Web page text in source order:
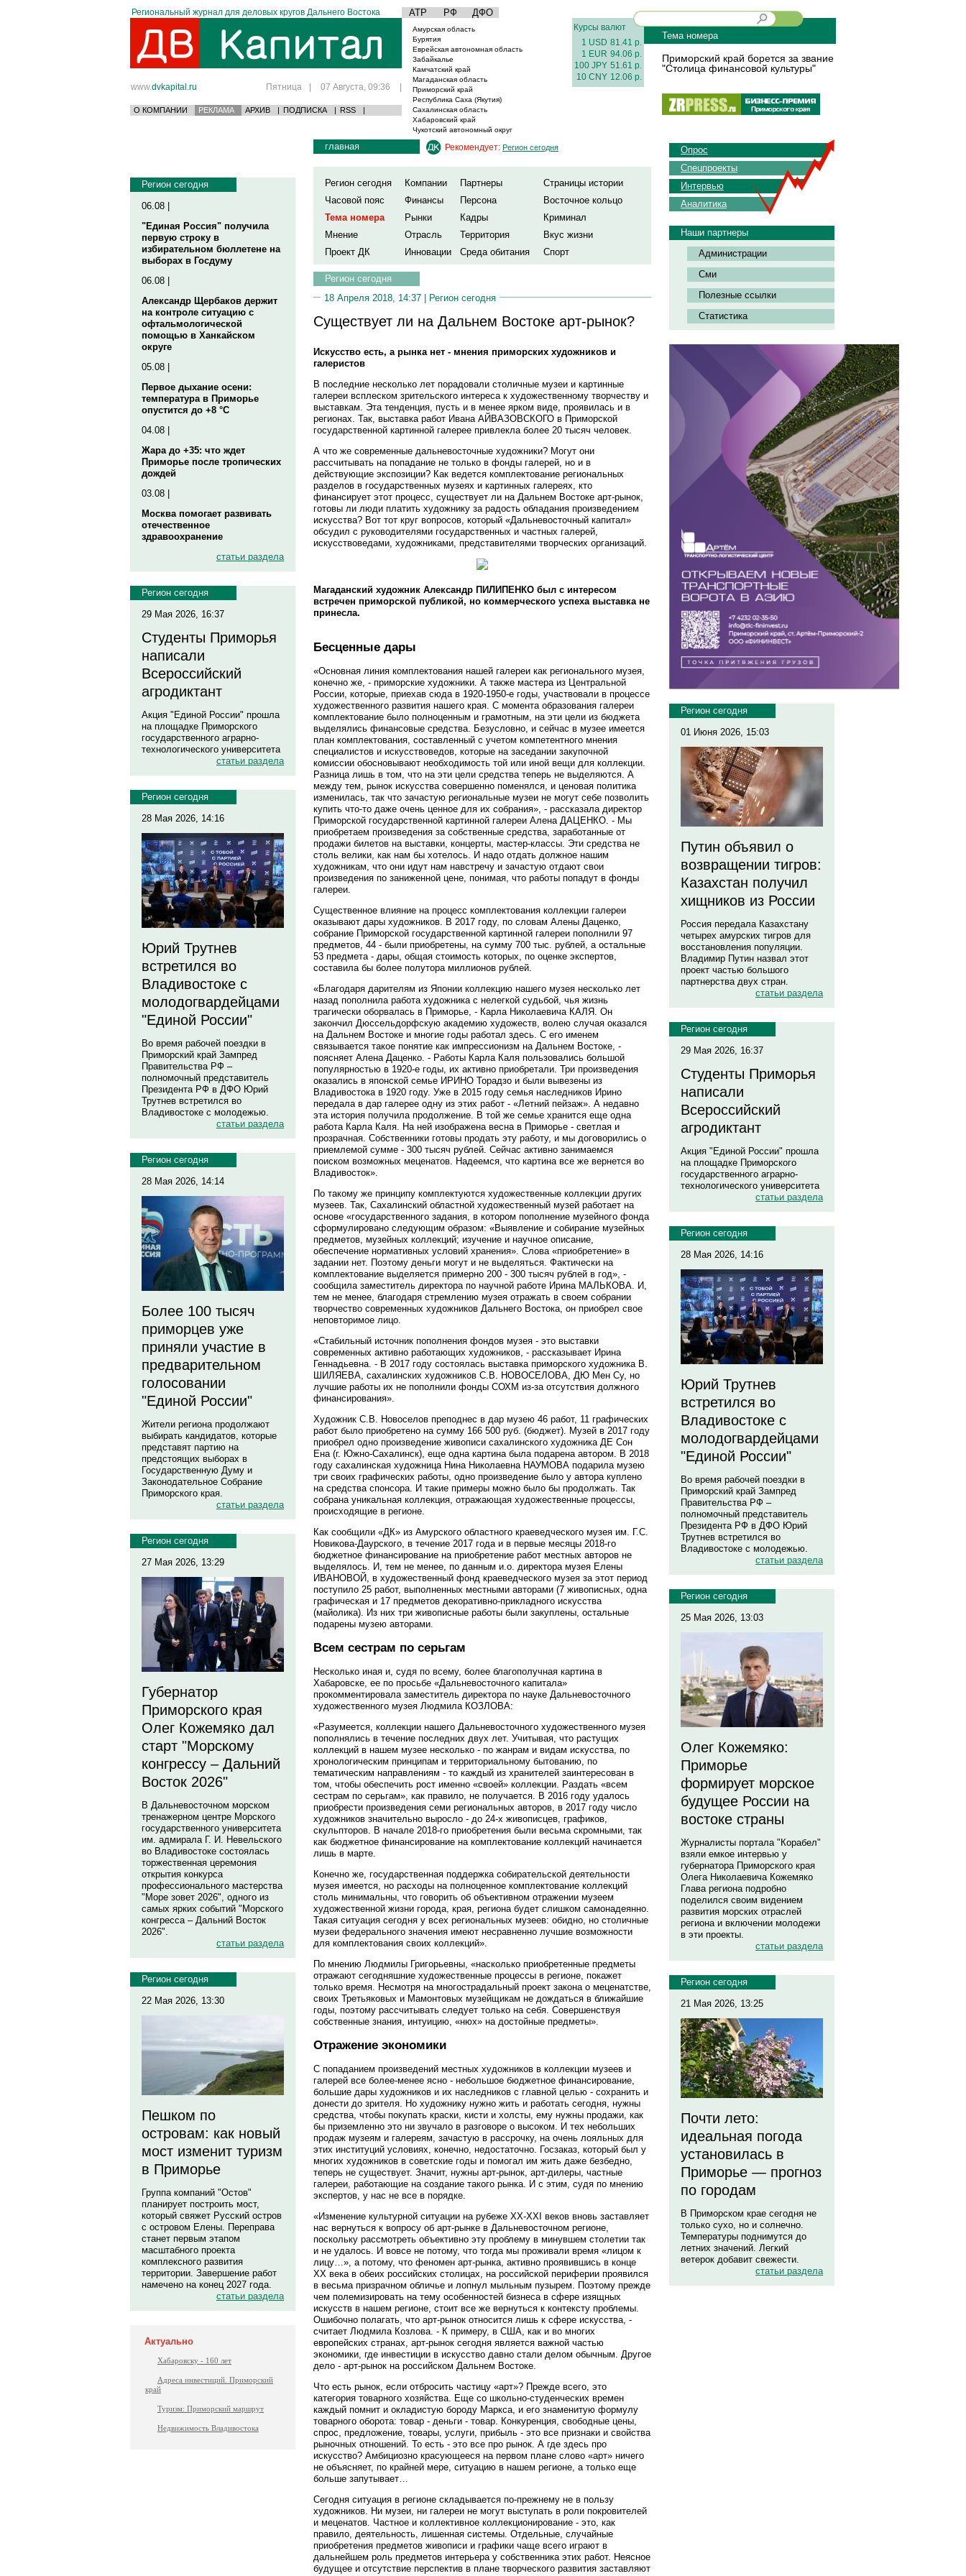
Региональный журнал для деловых кругов Дальнего Востока АТР РФ ДФО
www.dvkapital.ru Пятница | 07 Августа, 09:36 |
О КОМПАНИИ РЕКЛАМА АРХИВ | ПОДПИСКА | RSS |
Амурская область
Бурятия
Еврейская автономная область
Забайкалье
Камчатский край
Магаданская область
Приморский край
Республика Саха (Якутия)
Сахалинская область
Хабаровский край
Чукотский автономный округ
Курсы валют
1 USD 81.41 р.
1 EUR 94.06 р.
100 JPY 51.61 р.
10 CNY 12.06 р.
Тема номера
Приморский край борется за звание
"Столица финансовой культуры"
Регион сегодня
06.08 |
"Единая Россия" получила
первую строку в
избирательном бюллетене на
выборах в Госдуму
06.08 |
Александр Щербаков держит
на контроле ситуацию с
офтальмологической
помощью в Ханкайском
округе
05.08 |
Первое дыхание осени:
температура в Приморье
опустится до +8 °C
04.08 |
Жара до +35: что ждет
Приморье после тропических
дождей
03.08 |
Москва помогает развивать
отечественное
здравоохранение
статьи раздела
Регион сегодня
29 Мая 2026, 16:37
Студенты Приморья
написали
Всероссийский
агродиктант
Акция "Единой России" прошла
на площадке Приморского
государственного аграрно-
технологического университета
статьи раздела
Регион сегодня
28 Мая 2026, 14:16
Юрий Трутнев
встретился во
Владивостоке с
молодогвардейцами
"Единой России"
Во время рабочей поездки в
Приморский край Зампред
Правительства РФ –
полномочный представитель
Президента РФ в ДФО Юрий
Трутнев встретился во
Владивостоке с молодежью.
статьи раздела
Регион сегодня
28 Мая 2026, 14:14
Более 100 тысяч
приморцев уже
приняли участие в
предварительном
голосовании
"Единой России"
Жители региона продолжают
выбирать кандидатов, которые
представят партию на
предстоящих выборах в
Государственную Думу и
Законодательное Собрание
Приморского края.
статьи раздела
Регион сегодня
27 Мая 2026, 13:29
Губернатор
Приморского края
Олег Кожемяко дал
старт "Морскому
конгрессу – Дальний
Восток 2026"
В Дальневосточном морском
тренажерном центре Морского
государственного университета
им. адмирала Г. И. Невельского
во Владивостоке состоялась
торжественная церемония
открытия конкурса
профессионального мастерства
"Море зовет 2026", одного из
самых ярких событий "Морского
конгресса – Дальний Восток
2026".
статьи раздела
Регион сегодня
22 Мая 2026, 13:30
Пешком по
островам: как новый
мост изменит туризм
в Приморье
Группа компаний "Остов"
планирует построить мост,
который свяжет Русский остров
с островом Елены. Переправа
станет первым этапом
масштабного проекта
комплексного развития
территории. Завершение работ
намечено на конец 2027 года.
статьи раздела
Актуально
Хабаровску - 160 лет
Адреса инвестиций. Приморский
край
Туризм: Приморский маршрут
Недвижимость Владивостока
главная Рекомендует: Регион сегодня
Регион сегодня Компании Партнеры
Страницы истории
Часовой пояс
Финансы Персона
Восточное кольцо
Тема номера
Рынки Кадры
Криминал
Мнение
Отрасль Территория
Вкус жизни
Проект ДК
Инновации Среда обитания Спорт
Регион сегодня
18 Апреля 2018, 14:37 | Регион сегодня
Существует ли на Дальнем Востоке арт-рынок?
Искусство есть, а рынка нет - мнения приморских художников и
галеристов
В последние несколько лет порадовали столичные музеи и картинные
галереи всплеском зрительского интереса к художественному творчеству и
выставкам. Эта тенденция, пусть и в менее ярком виде, проявилась и в
регионах. Так, выставка работ Ивана АЙВАЗОВСКОГО в Приморской
государственной картинной галерее привлекла более 20 тысяч человек.
А что же современные дальневосточные художники? Могут они
рассчитывать на попадание не только в фонды галерей, но и в
действующие экспозиции? Как ведется комплектование региональных
разделов в государственных музеях и картинных галереях, кто
финансирует этот процесс, существует ли на Дальнем Востоке арт-рынок,
готовы ли люди платить художнику за радость обладания произведением
искусства? Вот тот круг вопросов, который «Дальневосточный капитал»
обсудил с руководителями государственных и частных галерей,
искусствоведами, художниками, представителями творческих организаций.
Магаданский художник Александр ПИЛИПЕНКО был с интересом
встречен приморской публикой, но коммерческого успеха выставка не
принесла.
Бесценные дары
«Основная линия комплектования нашей галереи как регионального музея,
конечно же, - приморские художники. А также мастера из Центральной
России, которые, приехав сюда в 1920-1950-е годы, участвовали в процессе
художественного развития нашего края. С момента образования галереи
комплектование было полноценным и грамотным, на эти цели из бюджета
выделялись финансовые средства. Безусловно, и сейчас в музее имеется
план комплектования, составленный с учетом компетентного мнения
специалистов и искусствоведов, которые на заседании закупочной
комиссии обосновывают необходимость той или иной вещи для коллекции.
Разница лишь в том, что на эти цели средства теперь не выделяются. А
между тем, рынок искусства совершенно поменялся, и ценовая политика
изменилась, так что зачастую региональные музеи не могут себе позволить
купить что-то даже очень ценное для их собрания», - рассказала директор
Приморской государственной картинной галереи Алена ДАЦЕНКО. - Мы
приобретаем произведения за собственные средства, заработанные от
продажи билетов на выставки, концерты, мастер-классы. Эти средства не
столь велики, как нам бы хотелось. И надо отдать должное нашим
художникам, что они идут нам навстречу и зачастую отдают свои
произведения по заниженной цене, понимая, что работы попадут в фонды
галереи.
Существенное влияние на процесс комплектования коллекции галереи
оказывают дары художников. В 2017 году, по словам Алены Даценко,
собрание Приморской государственной картинной галереи пополнили 97
предметов, 44 - были приобретены, на сумму 700 тыс. рублей, а остальные
53 предмета - дары, общая стоимость которых, по оценке экспертов,
составила бы более полутора миллионов рублей.
«Благодаря дарителям из Японии коллекцию нашего музея несколько лет
назад пополнила работа художника с нелегкой судьбой, чья жизнь
трагически оборвалась в Приморье, - Карла Николаевича КАЛЯ. Он
закончил Дюссельдорфскую академию художеств, волею случая оказался
на Дальнем Востоке и многие годы работал здесь. С его именем
связывается такое понятие как импрессионизм на Дальнем Востоке, -
поясняет Алена Даценко. - Работы Карла Каля пользовались большой
популярностью в 1920-е годы, их активно приобретали. Три произведения
оказались в японской семье ИРИНО Торадзо и были вывезены из
Владивостока в 1920 году. Уже в 2015 году семья наследников Ирино
передала в дар галерее одну из этих работ - «Летний пейзаж». А недавно
эта история получила продолжение. В той же семье хранится еще одна
работа Карла Каля. На ней изображена весна в Приморье - светлая и
прозрачная. Собственники готовы продать эту работу, и мы договорились о
приемлемой сумме - 300 тысяч рублей. Сейчас активно занимаемся
поиском возможных меценатов. Надеемся, что картина все же вернется во
Владивосток».
По такому же принципу комплектуются художественные коллекции других
музеев. Так, Сахалинский областной художественный музей работает на
основе «государственного задания, в котором пополнение музейного фонда
сформулировано следующим образом: «Выявление и собирание музейных
предметов, музейных коллекций; изучение и научное описание,
обеспечение нормативных условий хранения». Слова «приобретение» в
задании нет. Поэтому деньги могут и не выделяться. Фактически на
комплектование выделяется примерно 200 - 300 тысяч рублей в год», -
сообщила заместитель директора по научной работе Ирина МАЛЬКОВА. И,
тем не менее, благодаря стремлению музея отражать в своем собрании
творчество современных художников Дальнего Востока, он приобрел свое
неповторимое лицо.
«Стабильный источник пополнения фондов музея - это выставки
современных активно работающих художников, - рассказывает Ирина
Геннадьевна. - В 2017 году состоялась выставка приморского художника В.
ШИЛЯЕВА, сахалинских художников С.В. НОВОСЕЛОВА, ДЮ Мен Су, но
лучшие работы их не пополнили фонды СОХМ из-за отсутствия должного
финансирования».
Художник С.В. Новоселов преподнес в дар музею 46 работ, 11 графических
работ было приобретено на сумму 166 500 руб. (бюджет). Музей в 2017 году
приобрел одно произведение живописи сахалинского художника ДЕ Сон
Ена (г. Южно-Сахалинск), еще одна картина была подарена автором. В 2018
году сахалинская художница Нина Николаевна НАУМОВА подарила музею
три своих графических работы, одно произведение было у автора куплено
на средства спонсора. И такие примеры можно было бы продолжать. Так
собрана уникальная коллекция, отражающая художественные процессы,
происходящие в регионе.
Как сообщили «ДК» из Амурского областного краеведческого музея им. Г.С.
Новикова-Даурского, в течение 2017 года и в первые месяцы 2018-го
бюджетное финансирование на приобретение работ местных авторов не
выделялось. И, тем не менее, по данным и.о. директора музея Елены
ИВАНОВОЙ, в художественный фонд краеведческого музея за этот период
поступило 25 работ, выполненных местными авторами (7 живописных, одна
графическая и 17 предметов декоративно-прикладного искусства
(майолика). Из них три живописные работы были закуплены, остальные
подарены музею авторами.
Всем сестрам по серьгам
Несколько иная и, судя по всему, более благополучная картина в
Хабаровске, ее по просьбе «Дальневосточного капитала»
прокомментировала заместитель директора по науке Дальневосточного
художественного музея Людмила КОЗЛОВА:
«Разумеется, коллекции нашего Дальневосточного художественного музея
пополнялись в течение последних двух лет. Учитывая, что растущих
коллекций в нашем музее несколько - по жанрам и видам искусства, по
хронологическим принципам и территориальному бытованию, по
тематическим направлениям - то каждый из хранителей заинтересован в
том, чтобы обеспечить рост именно «своей» коллекции. Раздать «всем
сестрам по серьгам», как правило, не получается. В 2016 году удалось
приобрести произведения семи региональных авторов, в 2017 году число
художников значительно выросло - до 24-х живописцев, графиков,
скульпторов. В начале 2018-го приобретения были весьма скромными, так
как бюджетное финансирование на комплектование коллекций начинается
лишь в марте.
Конечно же, государственная поддержка собирательской деятельности
музея имеется, но расходы на полноценное комплектование коллекций
столь минимальны, что говорить об объективном отражении музеем
художественной жизни города, края, региона будет слишком самонадеянно.
Такая ситуация сегодня у всех региональных музеев: обидно, но столичные
музеи федерального значения имеют несравненно лучшие возможности
для комплектования своих коллекций».
По мнению Людмилы Григорьевны, «насколько приобретенные предметы
отражают сегодняшние художественные процессы в регионе, покажет
только время. Несмотря на многострадальный проект закона о меценатстве,
своих Третьяковых и Мамонтовых музейщикам не дождаться в ближайшие
годы, поэтому рассчитывать следует только на себя. Совершенствуя
собственные знания, интуицию, «нюх» на достойные предметы».
Отражение экономики
С попаданием произведений местных художников в коллекции музеев и
галерей все более-менее ясно - небольшое бюджетное финансирование,
большие дары художников и их наследников с главной целью - сохранить и
донести до зрителя. Но художнику нужно жить и работать сегодня, нужны
средства, чтобы покупать краски, кисти и холсты, ему нужны продажи, как
бы приземленно это ни звучало в разговоре о высоком. И тех небольших
продаж музеям и галереям, зачастую в рассрочку, на очень лояльных для
этих институций условиях, конечно, недостаточно. Госзаказ, который был у
многих художников в советские годы и помогал им жить даже безбедно,
теперь не существует. Значит, нужны арт-рынок, арт-дилеры, частные
галереи, работающие на создание такого рынка. И с этим, судя по мнению
экспертов, у нас не все в порядке.
«Изменение культурной ситуации на рубеже XX-XXI веков вновь заставляет
нас вернуться к вопросу об арт-рынке в Дальневосточном регионе,
поскольку рассмотреть объективно эту проблему в минувшем столетии так
и не удалось. И вовсе не потому, что тогда мы проживали время «лицом к
лицу…», а потому, что феномен арт-рынка, активно проявившись в конце
ХХ века в обеих российских столицах, на российской периферии проявился
в весьма призрачном обличье и лопнул мыльным пузырем. Поэтому прежде
чем полемизировать на тему особенностей бизнеса в сфере изящных
искусств в нашем регионе, стоит все же вернуться к контексту проблемы.
Ошибочно полагать, что арт-рынок относится лишь к сфере искусства, -
считает Людмила Козлова. - К примеру, в США, как и во многих
европейских странах, арт-рынок сегодня является важной частью
экономики, где инвестиции в искусство давно стали делом обычным. Другое
дело - арт-рынок на российском Дальнем Востоке.
Что есть рынок, если отбросить частицу «арт»? Прежде всего, это
категория товарного хозяйства. Еще со школьно-студенческих времен
каждый помнит и окладистую бороду Маркса, и его знаменитую формулу
товарного оборота: товар - деньги - товар. Конкуренция, свободные цены,
спрос, предложение, товары, услуги, прибыль - это все признаки и свойства
рыночных отношений. То есть - это все про рынок. А где здесь про
искусство? Амбициозно красующееся на первом плане слово «арт» ничего
не объясняет, по крайней мере, ситуацию в нашем регионе, а только еще
больше запутывает…
Сегодня ситуация в регионе складывается по-прежнему не в пользу
художников. Ни музеи, ни галереи не могут выступать в роли покровителей
и меценатов. Частное и коллективное коллекционирование - это, как
правило, деятельность, лишенная системы. Отдельные, случайные
приобретения предметов живописи и графики чаще всего играют в
дальнейшем роль предметов интерьера у собственника этих работ. Неясное
будущее и отсутствие перспектив в плане творческого развития заставляют
Опрос
Спецпроекты
Интервью
Аналитика
Наши партнеры
Администрации
Сми
Полезные ссылки
Статистика
Регион сегодня
01 Июня 2026, 15:03
Путин объявил о
возвращении тигров:
Казахстан получил
хищников из России
Россия передала Казахстану
четырех амурских тигров для
восстановления популяции.
Владимир Путин назвал этот
проект частью большого
партнерства двух стран.
статьи раздела
Регион сегодня
29 Мая 2026, 16:37
Студенты Приморья
написали
Всероссийский
агродиктант
Акция "Единой России" прошла
на площадке Приморского
государственного аграрно-
технологического университета
статьи раздела
Регион сегодня
28 Мая 2026, 14:16
Юрий Трутнев
встретился во
Владивостоке с
молодогвардейцами
"Единой России"
Во время рабочей поездки в
Приморский край Зампред
Правительства РФ –
полномочный представитель
Президента РФ в ДФО Юрий
Трутнев встретился во
Владивостоке с молодежью.
статьи раздела
Регион сегодня
25 Мая 2026, 13:03
Олег Кожемяко:
Приморье
формирует морское
будущее России на
востоке страны
Журналисты портала "Корабел"
взяли емкое интервью у
губернатора Приморского края
Олега Николаевича Кожемяко
Глава региона подробно
поделился своим видением
развития морских отраслей
региона и включении молодежи
в эти проекты.
статьи раздела
Регион сегодня
21 Мая 2026, 13:25
Почти лето:
идеальная погода
установилась в
Приморье — прогноз
по городам
В Приморском крае сегодня не
только сухо, но и солнечно.
Температуры поднимутся до
летних значений. Легкий
ветерок добавит свежести.
статьи раздела